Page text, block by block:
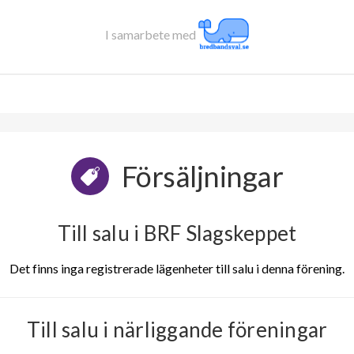
I samarbete med
Försäljningar
Till salu i BRF Slagskeppet
Det finns inga registrerade lägenheter till salu i denna förening.
Till salu i närliggande föreningar